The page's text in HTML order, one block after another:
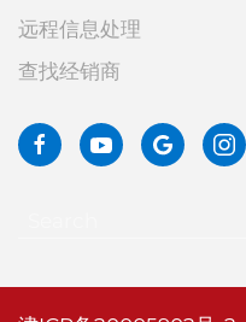
远程信息处理
查找经销商